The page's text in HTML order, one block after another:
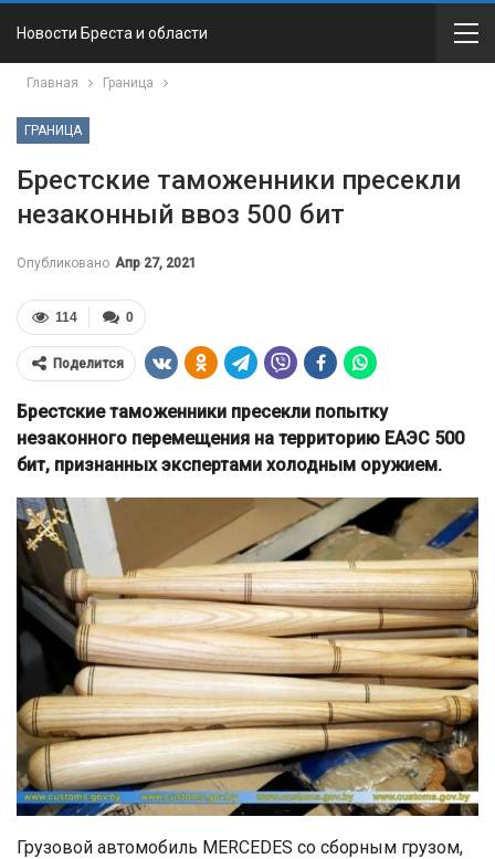
Новости Бреста и области
Главная Граница
ГРАНИЦА
Брестские таможенники пресекли
незаконный ввоз 500 бит
Опубликовано Апр 27, 2021
0
114
Поделится
Брестские таможенники пресекли попытку
незаконного перемещения на территорию ЕАЭС 500
бит, признанных экспертами холодным оружием.
Грузовой автомобиль MERCEDES со сборным грузом,